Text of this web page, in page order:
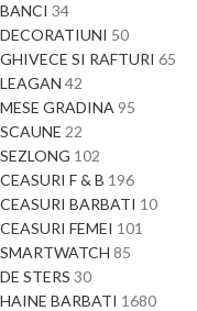
BANCI 34
DECORATIUNI 50
GHIVECE SI RAFTURI 65
LEAGAN 42
MESE GRADINA 95
SCAUNE 22
SEZLONG 102
CEASURI F & B 196
CEASURI BARBATI 10
CEASURI FEMEI 101
SMARTWATCH 85
DE STERS 30
HAINE BARBATI 1680